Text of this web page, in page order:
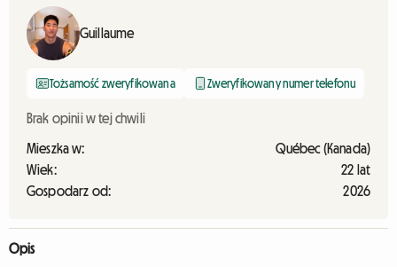
Guillaume
Tożsamość zweryfikowana Zweryfikowany numer telefonu
Brak opinii w tej chwili
Mieszka w:
Québec (Kanada)
Wiek:
22 lat
Gospodarz od:
2026
Opis